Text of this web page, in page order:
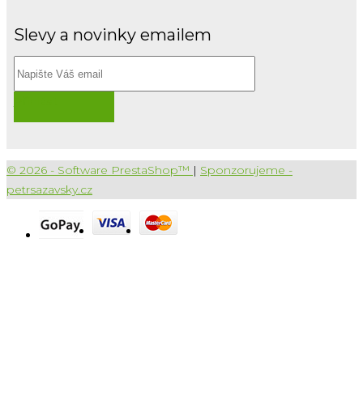
Slevy a novinky emailem
© 2026 - Software PrestaShop™ | Sponzorujeme -
petrsazavsky.cz